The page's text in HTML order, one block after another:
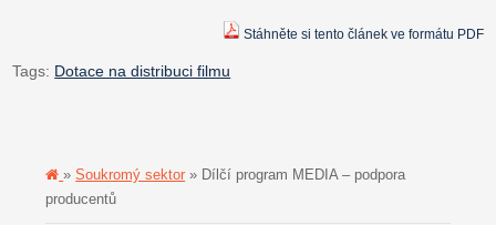
Stáhněte si tento článek ve formátu PDF
Tags: Dotace na distribuci filmu
»Soukromý sektor » Dílčí program MEDIA – podpora
producentů